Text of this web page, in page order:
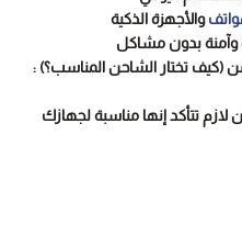
والأجهزة الذكية
وآمنة بدون مشاكل
(كيف تختار الشاحن المناسب؟) :
لازم تتأكد إنها مناسبة لجهازك
خصم على طلبك الأول 🎁